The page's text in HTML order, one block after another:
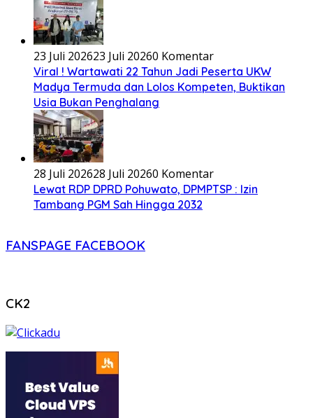
23 Juli 202623 Juli 20260 Komentar
Viral ! Wartawati 22 Tahun Jadi Peserta UKW
Madya Termuda dan Lolos Kompeten, Buktikan
Usia Bukan Penghalang
28 Juli 202628 Juli 20260 Komentar
Lewat RDP DPRD Pohuwato, DPMPTSP : Izin
Tambang PGM Sah Hingga 2032
FANSPAGE FACEBOOK
CK2